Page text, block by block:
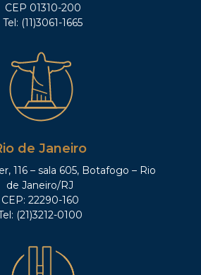
CEP 01310-200
Tel: (11)3061-1665
de Janeiro
116 – sala 605, Botafogo – Rio
de Janeiro/RJ
CEP: 22290-160
(21)3212-0100